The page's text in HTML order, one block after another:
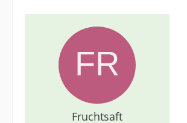
Fruchtsaft